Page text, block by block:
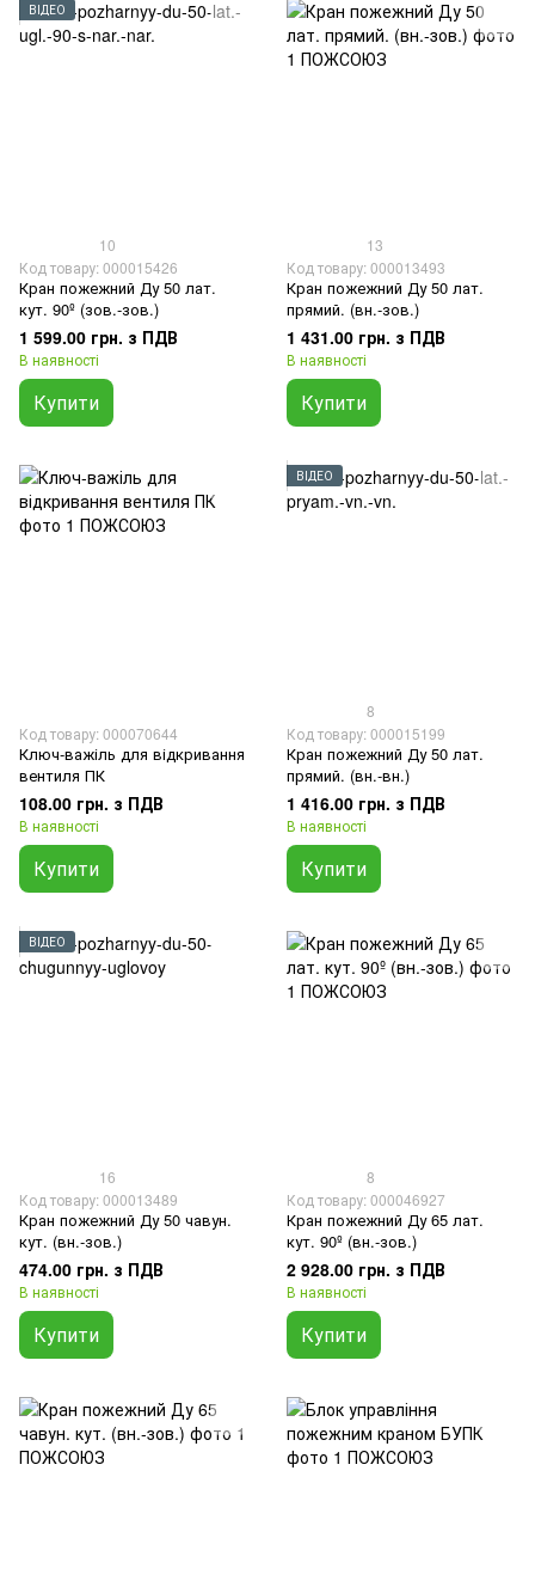
ВІДЕО
10
Код товару: 000015426
Кран пожежний Ду 50 лат.
кут. 90º (зов.-зов.)
1 599.00 грн. з ПДВ
В наявності
Купити
13
Код товару: 000013493
Кран пожежний Ду 50 лат.
прямий. (вн.-зов.)
1 431.00 грн. з ПДВ
В наявності
Купити
Код товару: 000070644
Ключ-важіль для відкривання
вентиля ПК
108.00 грн. з ПДВ
В наявності
Купити
ВІДЕО
8
Код товару: 000015199
Кран пожежний Ду 50 лат.
прямий. (вн.-вн.)
1 416.00 грн. з ПДВ
В наявності
Купити
ВІДЕО
16
Код товару: 000013489
Кран пожежний Ду 50 чавун.
кут. (вн.-зов.)
474.00 грн. з ПДВ
В наявності
Купити
8
Код товару: 000046927
Кран пожежний Ду 65 лат.
кут. 90º (вн.-зов.)
2 928.00 грн. з ПДВ
В наявності
Купити